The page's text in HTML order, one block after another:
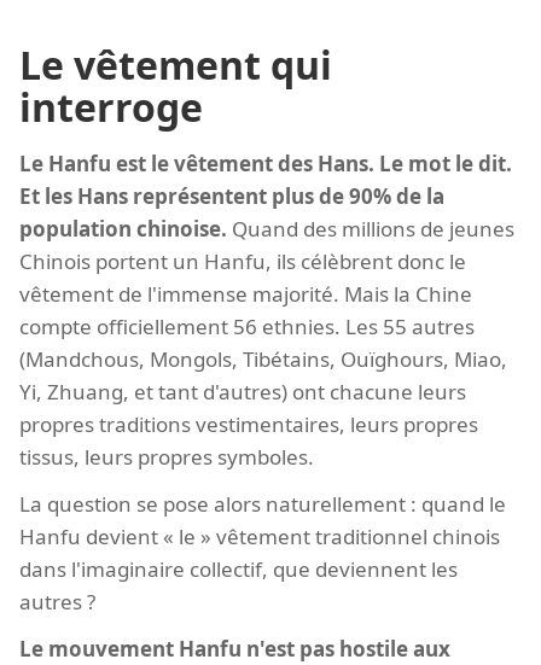
Le vêtement qui
interroge
Le Hanfu est le vêtement des Hans. Le mot le dit.
Et les Hans représentent plus de 90% de la
population chinoise. Quand des millions de jeunes
Chinois portent un Hanfu, ils célèbrent donc le
vêtement de l'immense majorité. Mais la Chine
compte officiellement 56 ethnies. Les 55 autres
(Mandchous, Mongols, Tibétains, Ouïghours, Miao,
Yi, Zhuang, et tant d'autres) ont chacune leurs
propres traditions vestimentaires, leurs propres
tissus, leurs propres symboles.
La question se pose alors naturellement : quand le
Hanfu devient « le » vêtement traditionnel chinois
dans l'imaginaire collectif, que deviennent les
autres ?
Le mouvement Hanfu n'est pas hostile aux